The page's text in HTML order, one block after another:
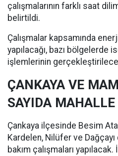
çalışmalarının farklı saat
belirtildi.
Çalışmalar kapsamında enerji
yapılacağı, bazı bölgelerde
işlemlerinin
ÇANKAYA VE
SAYIDA
Çankaya ilçesinde Besim
Kardelen, Nilüfer ve
bakım çalışmaları